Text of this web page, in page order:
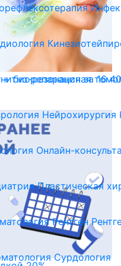
биорепарация за 16
резонансная
Нейрохирургия
Онлайн-
Пластическая
Рентген
Сурдология